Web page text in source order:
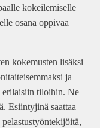
kokeilemiselle
osana oppivaa
kokemusten lisäksi
ja
erilaisiin tiloihin. Ne
Esiintyjinä saattaa